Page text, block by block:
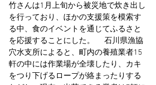
竹さんは1月上旬から被災地で炊き出し
を行っており、ほかの支援策を模索す
る中、食のイベントを通じてふるさと
を応援することにした。 　石川県漁協
穴水支所によると、町内の養殖業者15
軒の中には作業場が全壊したり、カキ
をつり下げるロープが絡まったりする